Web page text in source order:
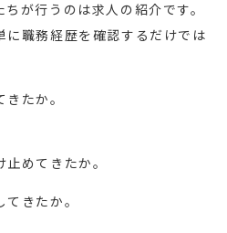
が行うのは求人の紹介です。
に職務経歴を確認するだけでは
たか。
めてきたか。
きたか。